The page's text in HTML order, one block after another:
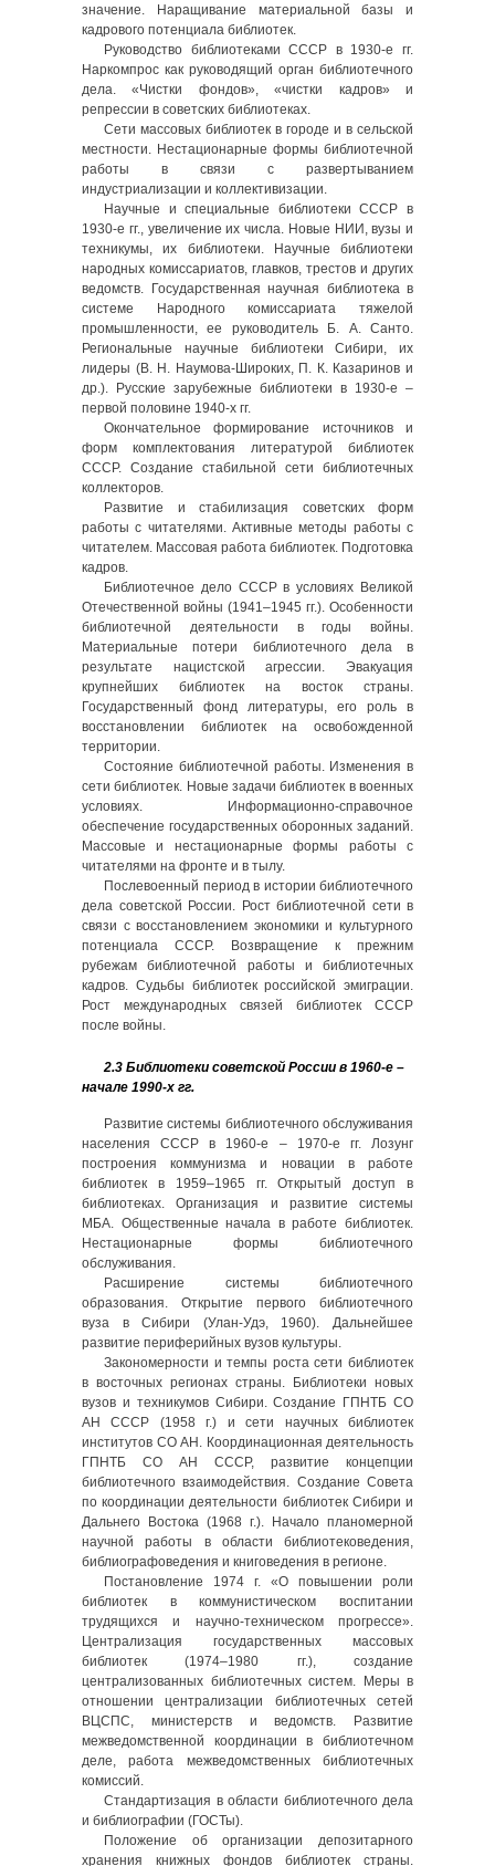
значение. Наращивание материальной базы и
кадрового потенциала библиотек.
Руководство библиотеками СССР в 1930-е гг.
Наркомпрос как руководящий орган библиотечного
дела. «Чистки фондов», «чистки кадров» и
репрессии в советских библиотеках.
Сети массовых библиотек в городе и в сельской
местности. Нестационарные формы библиотечной
работы в связи с развертыванием
индустриализации и коллективизации.
Научные и специальные библиотеки СССР в
1930-е гг., увеличение их числа. Новые НИИ, вузы и
техникумы, их библиотеки. Научные библиотеки
народных комиссариатов, главков, трестов и других
ведомств. Государственная научная библиотека в
системе Народного комиссариата тяжелой
промышленности, ее руководитель Б. А. Санто.
Региональные научные библиотеки Сибири, их
лидеры (В. Н. Наумова-Широких, П. К. Казаринов и
др.). Русские зарубежные библиотеки в 1930-е –
первой половине 1940-х гг.
Окончательное формирование источников и
форм комплектования литературой библиотек
СССР. Создание стабильной сети библиотечных
коллекторов.
Развитие и стабилизация советских форм
работы с читателями. Активные методы работы с
читателем. Массовая работа библиотек. Подготовка
кадров.
Библиотечное дело СССР в условиях Великой
Отечественной войны (1941–1945 гг.). Особенности
библиотечной деятельности в годы войны.
Материальные потери библиотечного дела в
результате нацистской агрессии. Эвакуация
крупнейших библиотек на восток страны.
Государственный фонд литературы, его роль в
восстановлении библиотек на освобожденной
территории.
Состояние библиотечной работы. Изменения в
сети библиотек. Новые задачи библиотек в военных
условиях. Информационно-справочное
обеспечение государственных оборонных заданий.
Массовые и нестационарные формы работы с
читателями на фронте и в тылу.
Послевоенный период в истории библиотечного
дела советской России. Рост библиотечной сети в
связи с восстановлением экономики и культурного
потенциала СССР. Возвращение к прежним
рубежам библиотечной работы и библиотечных
кадров. Судьбы библиотек российской эмиграции.
Рост международных связей библиотек СССР
после войны.
2.3 Библиотеки советской России в 1960-е –
начале 1990-х гг.
Развитие системы библиотечного обслуживания
населения СССР в 1960-е – 1970-е гг. Лозунг
построения коммунизма и новации в работе
библиотек в 1959–1965 гг. Открытый доступ в
библиотеках. Организация и развитие системы
МБА. Общественные начала в работе библиотек.
Нестационарные формы библиотечного
обслуживания.
Расширение системы библиотечного
образования. Открытие первого библиотечного
вуза в Сибири (Улан-Удэ, 1960). Дальнейшее
развитие периферийных вузов культуры.
Закономерности и темпы роста сети библиотек
в восточных регионах страны. Библиотеки новых
вузов и техникумов Сибири. Создание ГПНТБ СО
АН CCCР (1958 г.) и сети научных библиотек
институтов СО АН. Координационная деятельность
ГПНТБ СО АН СССР, развитие концепции
библиотечного взаимодействия. Создание Совета
по координации деятельности библиотек Сибири и
Дальнего Востока (1968 г.). Начало планомерной
научной работы в области библиотековедения,
библиографоведения и книговедения в регионе.
Постановление 1974 г. «О повышении роли
библиотек в коммунистическом воспитании
трудящихся и научно-техническом прогрессе».
Централизация государственных массовых
библиотек (1974–1980 гг.), создание
централизованных библиотечных систем. Меры в
отношении централизации библиотечных сетей
ВЦСПС, министерств и ведомств. Развитие
межведомственной координации в библиотечном
деле, работа межведомственных библиотечных
комиссий.
Стандартизация в области библиотечного дела
и библиографии (ГОСТы).
Положение об организации депозитарного
хранения книжных фондов библиотек страны.